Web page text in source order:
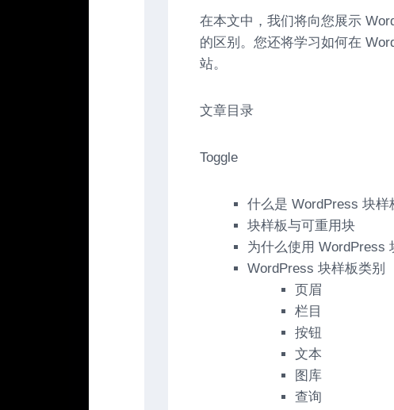
在本文中，我们将向您展示
的区别。您还将学习如何在
站。
文章目录
Toggle
什么是 WordPress 块样
块样板与可重用块
为什么使用 WordPress
WordPress 块样板类别
页眉
栏目
按钮
文本
图库
查询